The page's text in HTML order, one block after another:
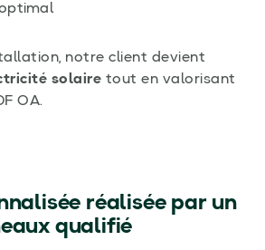
notre client devient
solaire tout en valorisant
OA.
réalisée par un
qualifié